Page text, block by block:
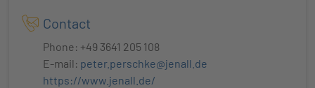
Contact
Phone: +49 3641 205 108
E-mail: peter.perschke@jenall.de
https://www.jenall.de/